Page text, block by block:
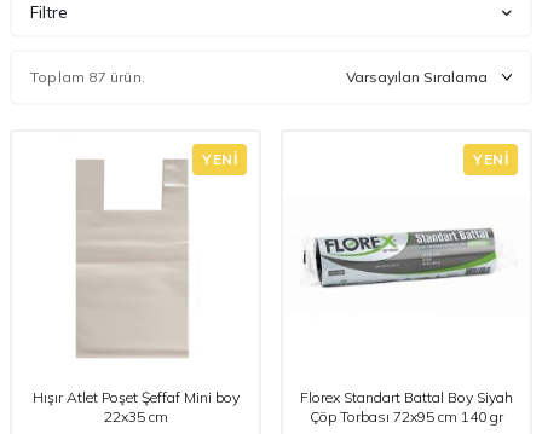
Filtre
Toplam 87 ürün.
YENI
Hışır Atlet Poşet Şeffaf Mini boy
22x35 cm
YENI
Florex Standart Battal Boy Siyah
Çöp Torbası 72x95 cm 140 gr